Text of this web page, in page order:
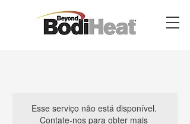
Esse serviço não está disponível.
Contate-nos para obter mais